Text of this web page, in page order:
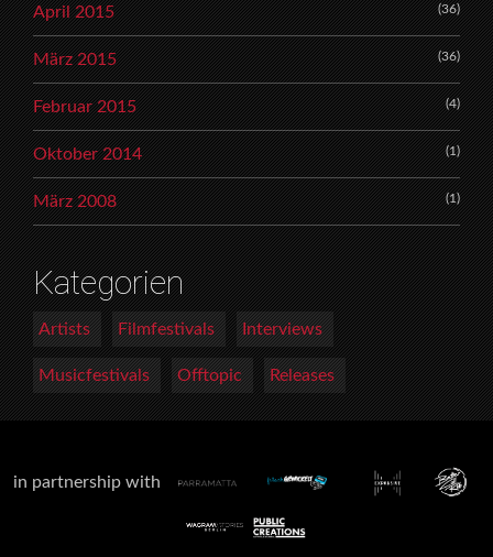
April 2015 (36)
März 2015 (36)
Februar 2015 (4)
Oktober 2014 (1)
März 2008 (1)
Kategorien
Artists Filmfestivals Interviews
Musicfestivals Offtopic Releases
in partnership with